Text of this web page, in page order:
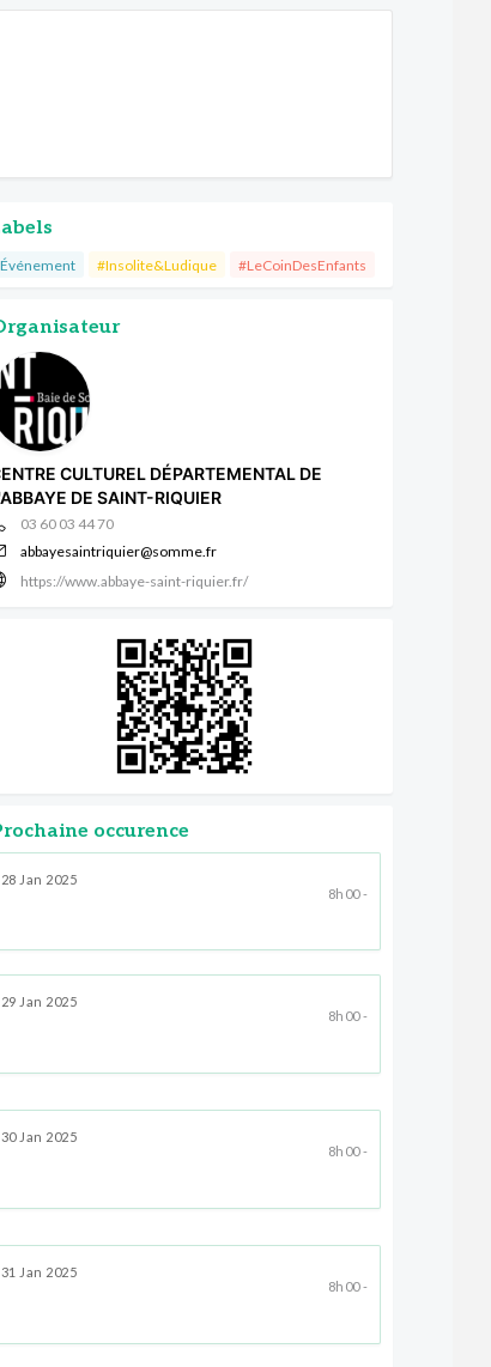
#Insolite&Ludique #LeCoinDesEnfants
CULTUREL DÉPARTEMENTAL DE
DE SAINT-RIQUIER
03 60 03 44 70
abbayesaintriquier@somme.fr
https://www.abbaye-saint-riquier.fr/
occurence
28 Jan 2025
8h00 -
29 Jan 2025
8h00 -
30 Jan 2025
8h00 -
31 Jan 2025
8h00 -